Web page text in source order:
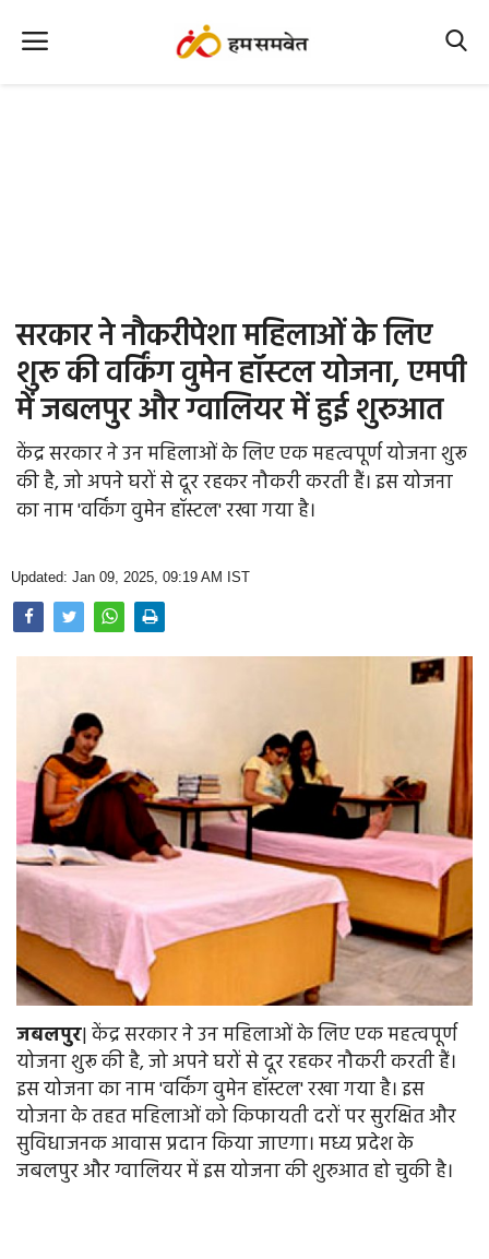
Office Office
Political Gossips
Farm & Food
Opinion
Photo Gallery
Home
सरकार ने नौकरीपेशा महिलाओं के लिए
शुरू की वर्किंग वुमेन हॉस्टल योजना, एमपी
में जबलपुर और ग्वालियर में हुई शुरुआत
केंद्र सरकार ने उन महिलाओं के लिए एक महत्वपूर्ण योजना शुरू
की है, जो अपने घरों से दूर रहकर नौकरी करती हैं। इस योजना
का नाम 'वर्किंग वुमेन हॉस्टल' रखा गया है।
Updated: Jan 09, 2025, 09:19 AM IST
जबलपुर| केंद्र सरकार ने उन महिलाओं के लिए एक महत्वपूर्ण
योजना शुरू की है, जो अपने घरों से दूर रहकर नौकरी करती हैं।
इस योजना का नाम 'वर्किंग वुमेन हॉस्टल' रखा गया है। इस
योजना के तहत महिलाओं को किफायती दरों पर सुरक्षित और
सुविधाजनक आवास प्रदान किया जाएगा। मध्य प्रदेश के
जबलपुर और ग्वालियर में इस योजना की शुरुआत हो चुकी है।